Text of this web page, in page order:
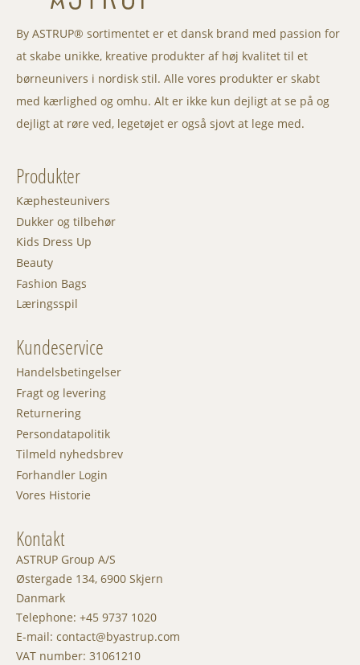
By ASTRUP® sortimentet er et dansk brand med passion for
at skabe unikke, kreative produkter af høj kvalitet til et
børneunivers i nordisk stil. Alle vores produkter er skabt
med kærlighed og omhu. Alt er ikke kun dejligt at se på og
dejligt at røre ved, legetøjet er også sjovt at lege med.
Produkter
Kæphesteunivers
Dukker og tilbehør
Kids Dress Up
Beauty
Fashion Bags
Læringsspil
Kundeservice
Handelsbetingelser
Fragt og levering
Returnering
Persondatapolitik
Tilmeld nyhedsbrev
Forhandler Login
Vores Historie
Kontakt
ASTRUP Group A/S
Østergade 134, 6900 Skjern
Danmark
Telephone: +45 9737 1020
E-mail: contact@byastrup.com
VAT number: 31061210